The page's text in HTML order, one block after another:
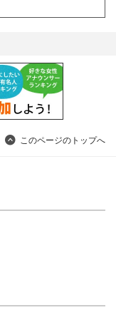
このページのトップへ